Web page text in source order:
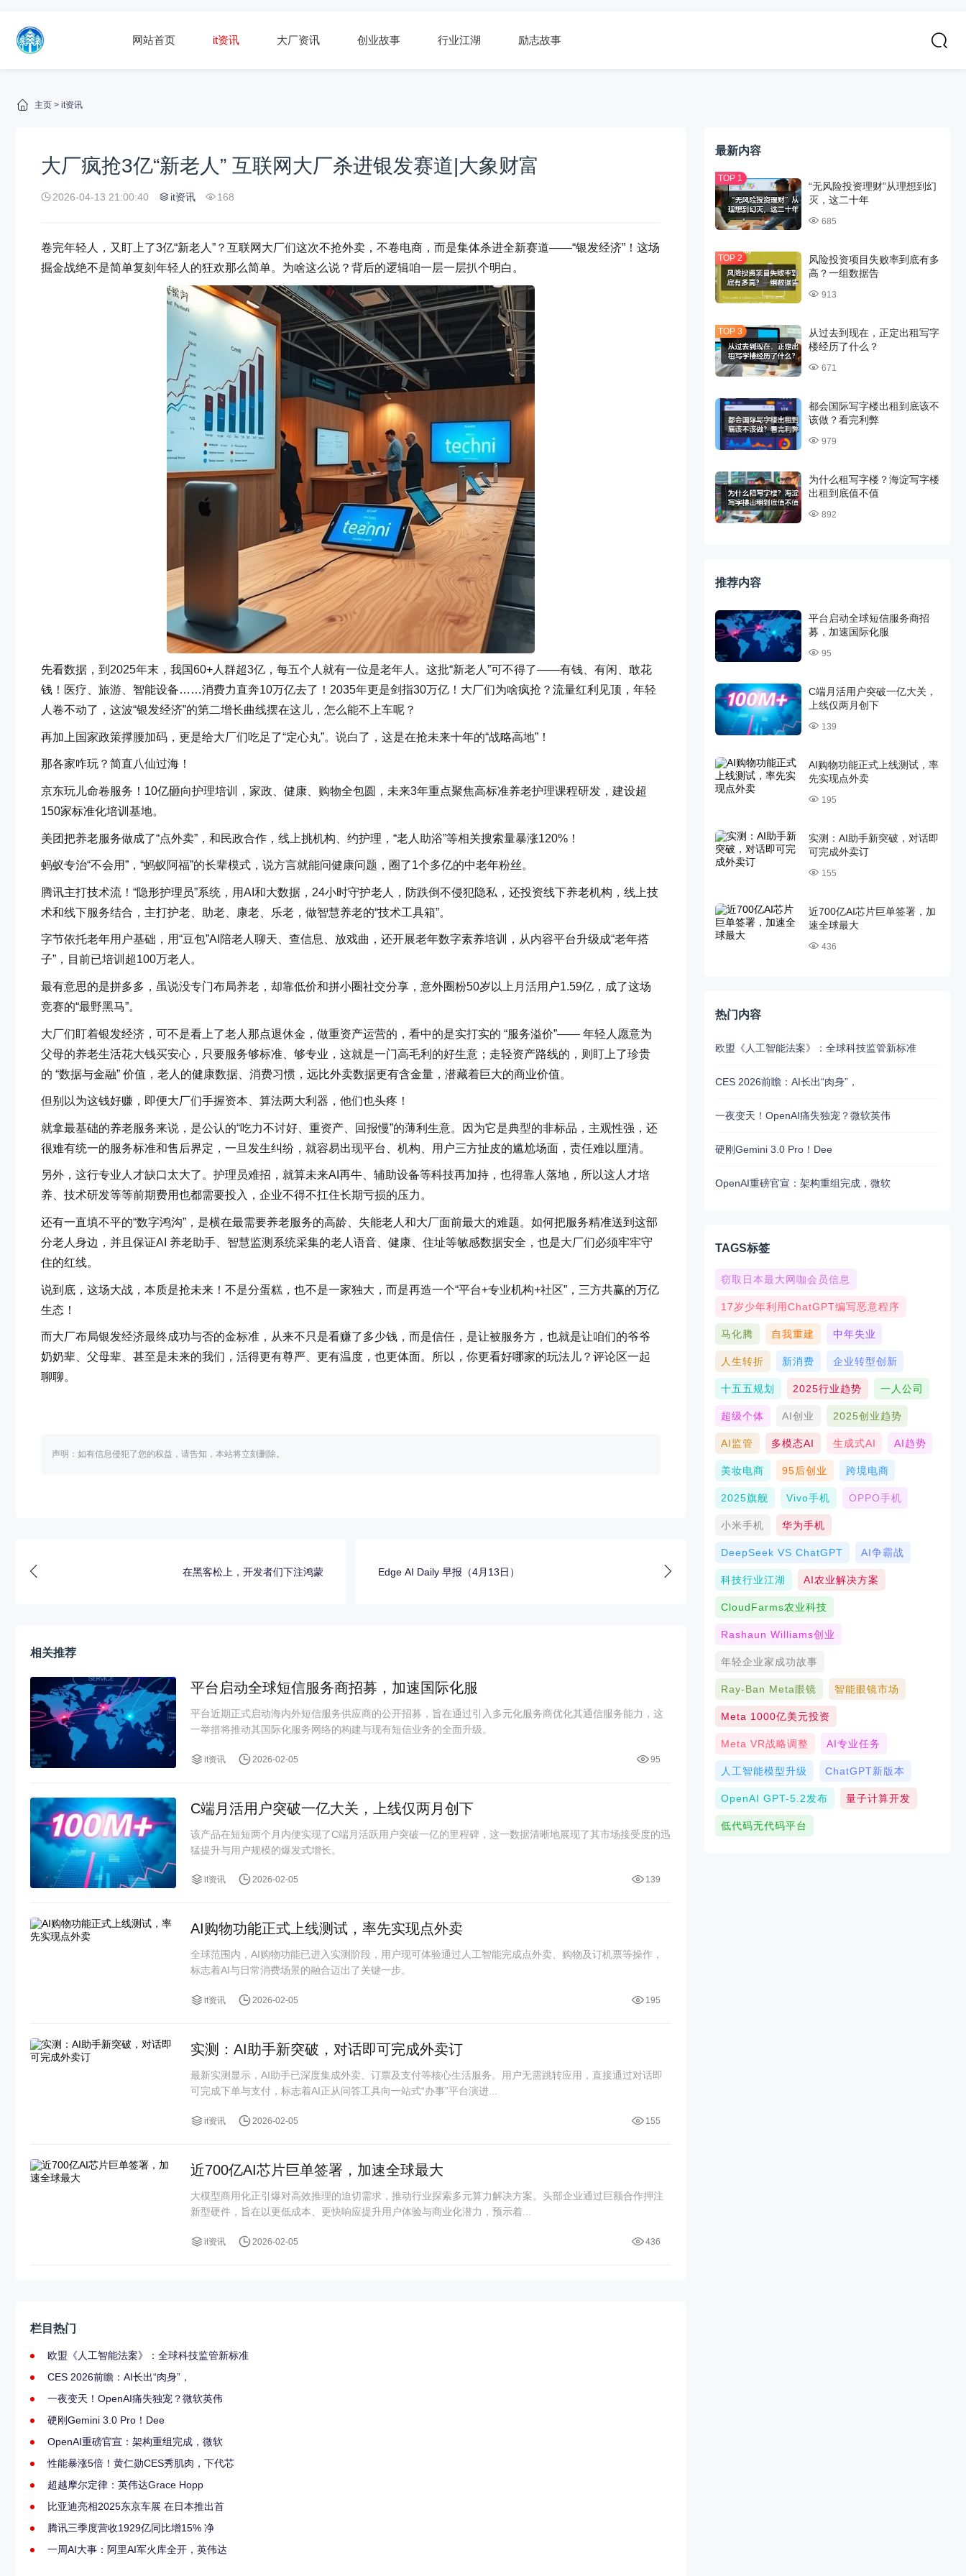
网站首页 it资讯 大厂资讯 创业故事 行业江湖 励志故事
主页 > it资讯
大厂疯抢3亿“新老人” 互联网大厂杀进银发赛道|大象财富
2026-04-13 21:00:40 it资讯 168
卷完年轻人，又盯上了3亿“新老人”？互联网大厂们这次不抢外卖，不卷电商，而是集体杀进全新赛道——“银发经济”！这场
掘金战绝不是简单复刻年轻人的狂欢那么简单。为啥这么说？背后的逻辑咱一层一层扒个明白。
先看数据，到2025年末，我国60+人群超3亿，每五个人就有一位是老年人。这批“新老人”可不得了——有钱、有闲、敢花
钱！医疗、旅游、智能设备……消费力直奔10万亿去了！2035年更是剑指30万亿！大厂们为啥疯抢？流量红利见顶，年轻
人卷不动了，这波“银发经济”的第二增长曲线摆在这儿，怎么能不上车呢？
再加上国家政策撑腰加码，更是给大厂们吃足了“定心丸”。说白了，这是在抢未来十年的“战略高地”！
那各家咋玩？简直八仙过海！
京东玩儿命卷服务！10亿砸向护理培训，家政、健康、购物全包圆，未来3年重点聚焦高标准养老护理课程研发，建设超
150家标准化培训基地。
美团把养老服务做成了“点外卖”，和民政合作，线上挑机构、约护理，“老人助浴”等相关搜索量暴涨120%！
蚂蚁专治“不会用”，“蚂蚁阿福”的长辈模式，说方言就能问健康问题，圈了1个多亿的中老年粉丝。
腾讯主打技术流！“隐形护理员”系统，用AI和大数据，24小时守护老人，防跌倒不侵犯隐私，还投资线下养老机构，线上技
术和线下服务结合，主打护老、助老、康老、乐老，做智慧养老的“技术工具箱”。
字节依托老年用户基础，用“豆包”AI陪老人聊天、查信息、放戏曲，还开展老年数字素养培训，从内容平台升级成“老年搭
子”，目前已培训超100万老人。
最有意思的是拼多多，虽说没专门布局养老，却靠低价和拼小圈社交分享，意外圈粉50岁以上月活用户1.59亿，成了这场
竞赛的“最野黑马”。
大厂们盯着银发经济，可不是看上了老人那点退休金，做重资产运营的，看中的是实打实的 “服务溢价”—— 年轻人愿意为
父母的养老生活花大钱买安心，只要服务够标准、够专业，这就是一门高毛利的好生意；走轻资产路线的，则盯上了珍贵
的 “数据与金融” 价值，老人的健康数据、消费习惯，远比外卖数据更有含金量，潜藏着巨大的商业价值。
但别以为这钱好赚，即便大厂们手握资本、算法两大利器，他们也头疼！
就拿最基础的养老服务来说，是公认的“吃力不讨好、重资产、回报慢”的薄利生意。因为它是典型的非标品，主观性强，还
很难有统一的服务标准和售后界定，一旦发生纠纷，就容易出现平台、机构、用户三方扯皮的尴尬场面，责任难以厘清。
另外，这行专业人才缺口太大了。护理员难招，就算未来AI再牛、辅助设备等科技再加持，也得靠人落地，所以这人才培
养、技术研发等等前期费用也都需要投入，企业不得不扛住长期亏损的压力。
还有一直填不平的“数字鸿沟”，是横在最需要养老服务的高龄、失能老人和大厂面前最大的难题。如何把服务精准送到这部
分老人身边，并且保证AI 养老助手、智慧监测系统采集的老人语音、健康、住址等敏感数据安全，也是大厂们必须牢牢守
住的红线。
说到底，这场大战，本质是抢未来！不是分蛋糕，也不是一家独大，而是再造一个“平台+专业机构+社区”，三方共赢的万亿
生态！
而大厂布局银发经济最终成功与否的金标准，从来不只是看赚了多少钱，而是信任，是让被服务方，也就是让咱们的爷爷
奶奶辈、父母辈、甚至是未来的我们，活得更有尊严、更有温度，也更体面。所以，你更看好哪家的玩法儿？评论区一起
聊聊。
声明：如有信息侵犯了您的权益，请告知，本站将立刻删除。
在黑客松上，开发者们下注鸿蒙 Edge AI Daily 早报（4月13日）
相关推荐
平台启动全球短信服务商招募，加速国际化服
平台近期正式启动海内外短信服务供应商的公开招募，旨在通过引入多元化服务商优化其通信服务能力，这
一举措将推动其国际化服务网络的构建与现有短信业务的全面升级。
it资讯 2026-02-05 95
C端月活用户突破一亿大关，上线仅两月创下
该产品在短短两个月内便实现了C端月活跃用户突破一亿的里程碑，这一数据清晰地展现了其市场接受度的迅
猛提升与用户规模的爆发式增长。
it资讯 2026-02-05 139
AI购物功能正式上线测试，率先实现点外卖
全球范围内，AI购物功能已进入实测阶段，用户现可体验通过人工智能完成点外卖、购物及订机票等操作，
标志着AI与日常消费场景的融合迈出了关键一步。
it资讯 2026-02-05 195
实测：AI助手新突破，对话即可完成外卖订
最新实测显示，AI助手已深度集成外卖、订票及支付等核心生活服务。用户无需跳转应用，直接通过对话即
可完成下单与支付，标志着AI正从问答工具向一站式“办事”平台演进...
it资讯 2026-02-05 155
近700亿AI芯片巨单签署，加速全球最大
大模型商用化正引爆对高效推理的迫切需求，推动行业探索多元算力解决方案。头部企业通过巨额合作押注
新型硬件，旨在以更低成本、更快响应提升用户体验与商业化潜力，预示着...
it资讯 2026-02-05 436
栏目热门
欧盟《人工智能法案》：全球科技监管新标准
CES 2026前瞻：AI长出“肉身”，
一夜变天！OpenAI痛失独宠？微软英伟
硬刚Gemini 3.0 Pro！Dee
OpenAI重磅官宣：架构重组完成，微软
性能暴涨5倍！黄仁勋CES秀肌肉，下代芯
超越摩尔定律：英伟达Grace Hopp
比亚迪亮相2025东京车展 在日本推出首
腾讯三季度营收1929亿同比增15% 净
一周AI大事：阿里AI军火库全开，英伟达
最新内容
“无风险投资理财”从理想到幻
灭，这二十年
685
风险投资项目失败率到底有多
高？一组数据告
913
从过去到现在，正定出租写字
楼经历了什么？
671
都会国际写字楼出租到底该不
该做？看完利弊
979
为什么租写字楼？海淀写字楼
出租到底值不值
892
推荐内容
平台启动全球短信服务商招
募，加速国际化服
95
C端月活用户突破一亿大关，
上线仅两月创下
139
AI购物功能正式上线测试，率
先实现点外卖
195
实测：AI助手新突破，对话即
可完成外卖订
155
近700亿AI芯片巨单签署，加
速全球最大
436
热门内容
欧盟《人工智能法案》：全球科技监管新标准
CES 2026前瞻：AI长出“肉身”，
一夜变天！OpenAI痛失独宠？微软英伟
硬刚Gemini 3.0 Pro！Dee
OpenAI重磅官宣：架构重组完成，微软
TAGS标签
窃取日本最大网咖会员信息
17岁少年利用ChatGPT编写恶意程序
马化腾 自我重建 中年失业
人生转折 新消费 企业转型创新
十五五规划 2025行业趋势 一人公司
超级个体 AI创业 2025创业趋势
AI监管 多模态AI 生成式AI AI趋势
美妆电商 95后创业 跨境电商
2025旗舰 Vivo手机 OPPO手机
小米手机 华为手机
DeepSeek VS ChatGPT AI争霸战
科技行业江湖 AI农业解决方案
CloudFarms农业科技
Rashaun Williams创业
年轻企业家成功故事
Ray-Ban Meta眼镜 智能眼镜市场
Meta 1000亿美元投资
Meta VR战略调整 AI专业任务
人工智能模型升级 ChatGPT新版本
OpenAI GPT-5.2发布 量子计算开发
低代码无代码平台